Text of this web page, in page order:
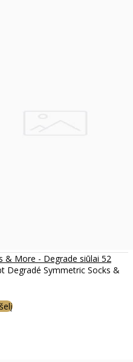
& More - Degrade siūlai 52
Degradé Symmetric Socks &